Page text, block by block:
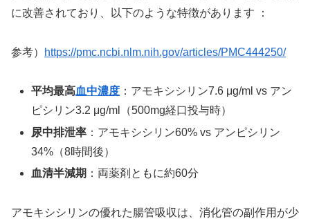
に改善されており、以下のような特徴があります ：
参考） https://pmc.ncbi.nlm.nih.gov/articles/PMC444250/
平均最高血中濃度 ：アモキシシリン7.6 μg/ml vs アン
ピシリン3.2 μg/ml（500mg経口投与時）
尿中排泄率 ：アモキシシリン60% vs アンピシリン
34%（8時間後）
血清半減期 ：両薬剤ともに約60分
アモキシシリンの優れた腸管吸収は、消化管の副作用が少